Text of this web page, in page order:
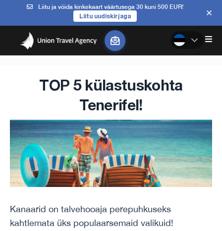
Liitu ja võida kinkekaart väärtusega 30 kuni 500 EUR!
Liitu uudiskirjaga
TOP 5 külastuskohta
Tenerifel!
Kanaarid on talvehooaja perepuhkuseks
kahtlemata üks populaarsemaid valikuid!